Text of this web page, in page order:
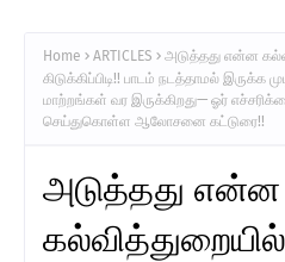
Home ARTICLES
அடுத்தது என்ன
கிடுக்கிப்பிடி!! பாடம் நடத்தாமல் இருக்க
மாற்றங்கள் வர இருக்கிறது— ஓர்
செய்துகொள்ள ஆலோசனை கட்டுரை!!
அடுத்தது என்ன